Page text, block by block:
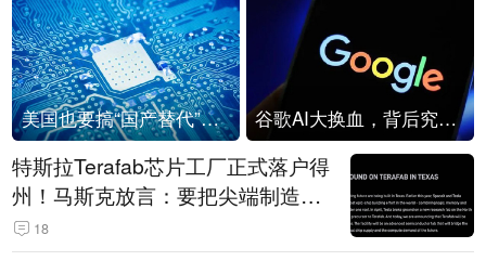
美国也要搞“国产替代”？先算清三笔账 谷歌AI大换血，背后究竟发生了什么？
特斯拉Terafab芯片工厂正式落户得
州！马斯克放言：要把尖端制造带
回美国
18